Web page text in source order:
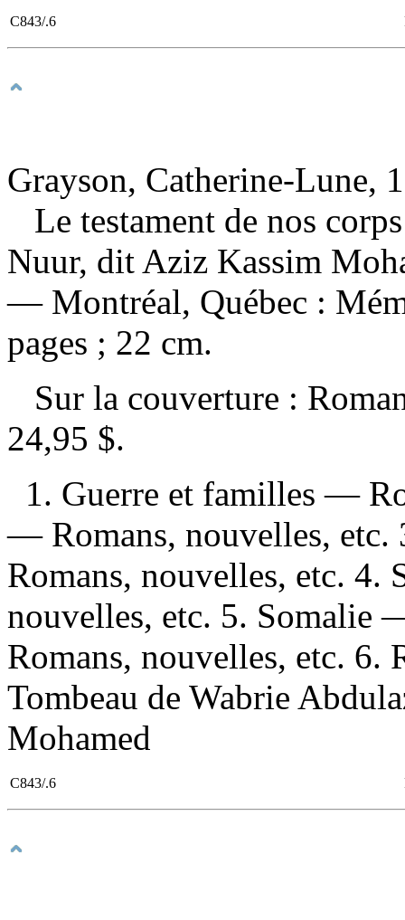
C843/.6
Grayson, Catherine-Lune,
Le testament de nos
Nuur, dit Aziz Kassim
— Montréal, Québec :
pages ; 22 cm.
Sur la couverture :
24,95 $.
1. Guerre et familles —
— Romans, nouvelles,
Romans, nouvelles, etc.
nouvelles, etc. 5.
Romans, nouvelles, etc.
Tombeau de Wabrie
Mohamed
C843/.6